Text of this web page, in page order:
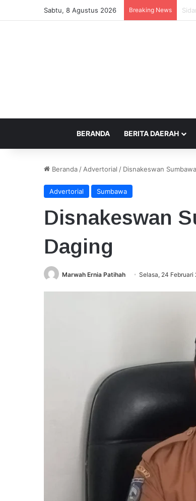
Sabtu, 8 Agustus 2026 Breaking News
BERANDA BERITA DAERAH
Beranda / Advertorial / Disnakeswan
Advertorial Sumbawa
Disnakeswan
Daging
Marwah Ernia Patihah Selasa, 24 Februari